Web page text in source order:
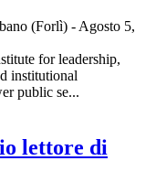
(Forlì) - Agosto 5,
for leadership,
institutional
public se...
lettore di